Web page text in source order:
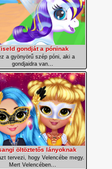
gondját a póninak
a gyönyörű szép póni, aki a
gondjaidra van...
öltöztetős lányoknak
tervezi, hogy Velencébe megy.
Mert Velencében...